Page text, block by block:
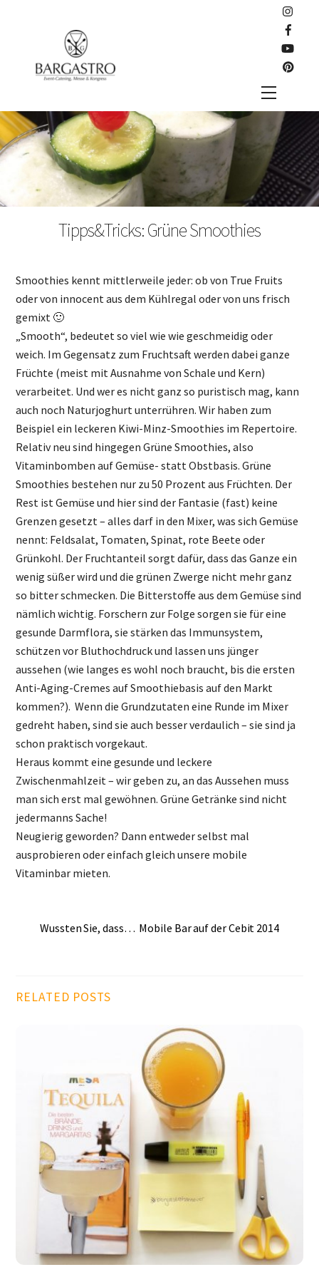
Menu
Tipps&Tricks: Grüne Smoothies
Smoothies kennt mittlerweile jeder: ob von True Fruits
oder von innocent aus dem Kühlregal oder von uns frisch
gemixt 🙂
„Smooth“, bedeutet so viel wie wie geschmeidig oder
weich. Im Gegensatz zum Fruchtsaft werden dabei ganze
Früchte (meist mit Ausnahme von Schale und Kern)
verarbeitet. Und wer es nicht ganz so puristisch mag, kann
auch noch Naturjoghurt unterrühren. Wir haben zum
Beispiel ein leckeren Kiwi-Minz-Smoothies im Repertoire.
Relativ neu sind hingegen Grüne Smoothies, also
Vitaminbomben auf Gemüse- statt Obstbasis. Grüne
Smoothies bestehen nur zu 50 Prozent aus Früchten. Der
Rest ist Gemüse und hier sind der Fantasie (fast) keine
Grenzen gesetzt – alles darf in den Mixer, was sich Gemüse
nennt: Feldsalat, Tomaten, Spinat, rote Beete oder
Grünkohl. Der Fruchtanteil sorgt dafür, dass das Ganze ein
wenig süßer wird und die grünen Zwerge nicht mehr ganz
so bitter schmecken. Die Bitterstoffe aus dem Gemüse sind
nämlich wichtig. Forschern zur Folge sorgen sie für eine
gesunde Darmflora, sie stärken das Immunsystem,
schützen vor Bluthochdruck und lassen uns jünger
aussehen (wie langes es wohl noch braucht, bis die ersten
Anti-Aging-Cremes auf Smoothiebasis auf den Markt
kommen?). Wenn die Grundzutaten eine Runde im Mixer
gedreht haben, sind sie auch besser verdaulich – sie sind ja
schon praktisch vorgekaut.
Heraus kommt eine gesunde und leckere
Zwischenmahlzeit – wir geben zu, an das Aussehen muss
man sich erst mal gewöhnen. Grüne Getränke sind nicht
jedermanns Sache!
Neugierig geworden? Dann entweder selbst mal
ausprobieren oder einfach gleich unsere mobile
Vitaminbar mieten.
Wussten Sie, dass… Mobile Bar auf der Cebit 2014
RELATED POSTS